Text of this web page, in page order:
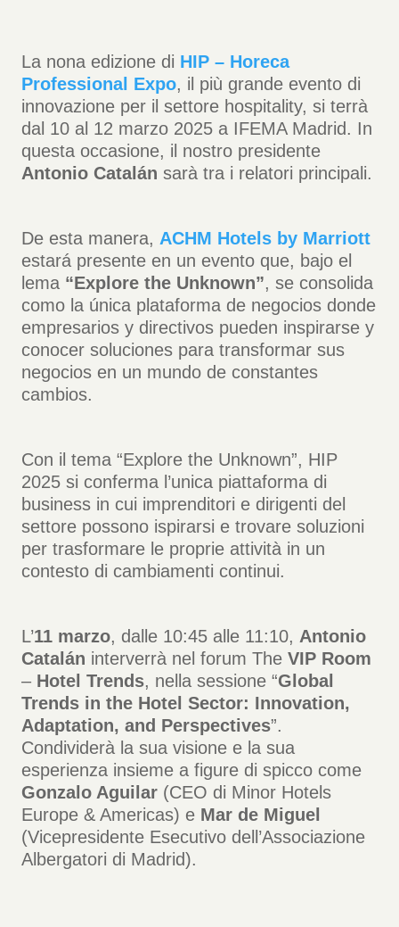
La nona edizione di HIP – Horeca
Professional Expo, il più grande evento di
innovazione per il settore hospitality, si terrà
dal 10 al 12 marzo 2025 a IFEMA Madrid. In
questa occasione, il nostro presidente
Antonio Catalán sarà tra i relatori principali.
De esta manera, ACHM Hotels by Marriott
estará presente en un evento que, bajo el
lema “Explore the Unknown”, se consolida
como la única plataforma de negocios donde
empresarios y directivos pueden inspirarse y
conocer soluciones para transformar sus
negocios en un mundo de constantes
cambios.
Con il tema “Explore the Unknown”, HIP
2025 si conferma l’unica piattaforma di
business in cui imprenditori e dirigenti del
settore possono ispirarsi e trovare soluzioni
per trasformare le proprie attività in un
contesto di cambiamenti continui.
L’11 marzo, dalle 10:45 alle 11:10, Antonio
Catalán interverrà nel forum The VIP Room
– Hotel Trends, nella sessione “Global
Trends in the Hotel Sector: Innovation,
Adaptation, and Perspectives”.
Condividerà la sua visione e la sua
esperienza insieme a figure di spicco come
Gonzalo Aguilar (CEO di Minor Hotels
Europe & Americas) e Mar de Miguel
(Vicepresidente Esecutivo dell’Associazione
Albergatori di Madrid).